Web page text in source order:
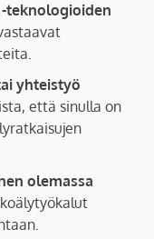
teknologioiden
yhteistyö
että sinulla on
olemassa